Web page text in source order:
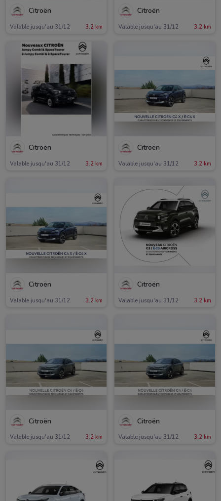
Citroën
Valable jusqu'au 31/12 3.2 km
Citroën
Valable jusqu'au 31/12 3.2 km
Citroën
Valable jusqu'au 31/12 3.2 km
Citroën
Valable jusqu'au 31/12 3.2 km
Citroën
Valable jusqu'au 31/12 3.2 km
Citroën
Valable jusqu'au 31/12 3.2 km
Citroën
Valable jusqu'au 31/12 3.2 km
Citroën
Valable jusqu'au 31/12 3.2 km